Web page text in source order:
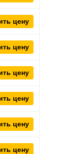
цену
цену
цену
цену
цену
цену